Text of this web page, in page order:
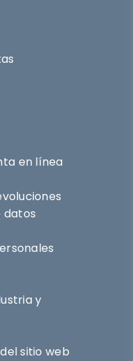
en línea
datos
y
sitio web